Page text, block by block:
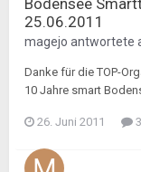
Bodensee
25.06.2011
magejo antwortete
Danke für die TOP-
10 Jahre smart
26. Juni 2011